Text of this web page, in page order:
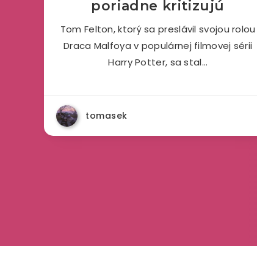
poriadne kritizujú
Tom Felton, ktorý sa preslávil svojou rolou
Draca Malfoya v populárnej filmovej sérii
Harry Potter, sa stal…
tomasek